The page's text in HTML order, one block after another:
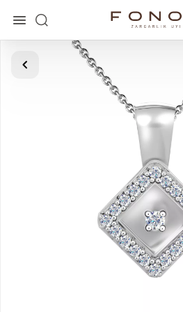
Главная